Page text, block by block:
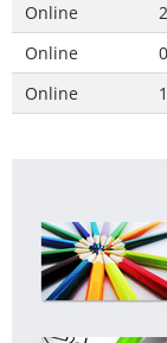
Online
Online
Online